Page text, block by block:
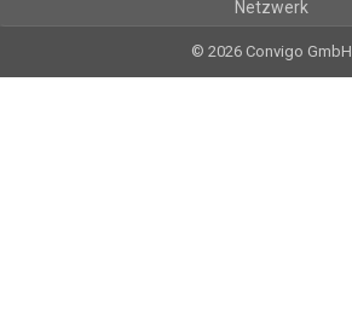
Netzwerk
© 2026 Convigo GmbH